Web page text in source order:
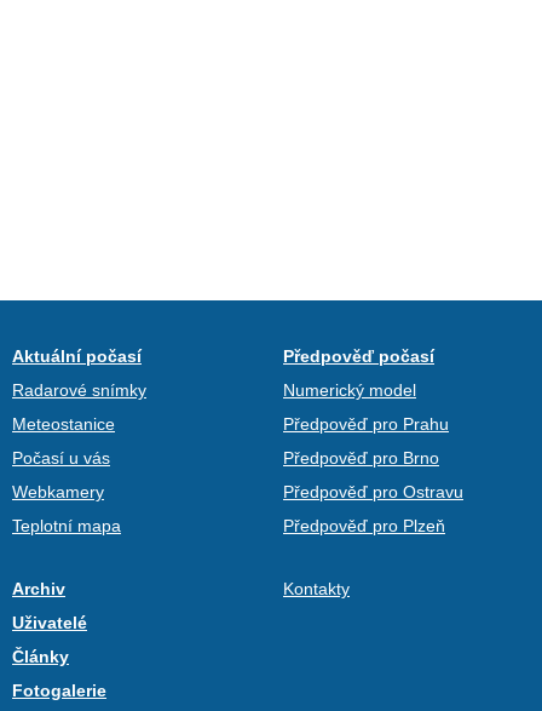
Aktuální počasí
Radarové snímky
Meteostanice
Počasí u vás
Webkamery
Teplotní mapa
Předpověď počasí
Numerický model
Předpověď pro Prahu
Předpověď pro Brno
Předpověď pro Ostravu
Předpověď pro Plzeň
Archiv
Uživatelé
Články
Fotogalerie
Kontakty